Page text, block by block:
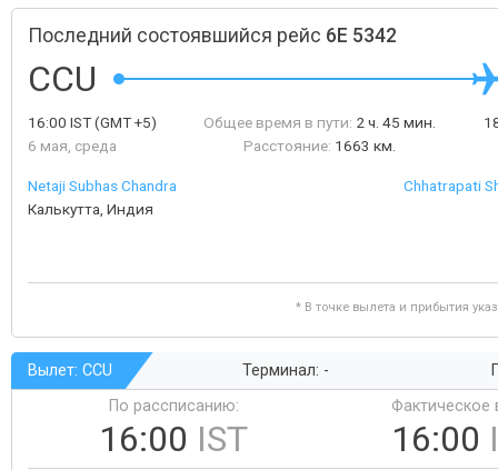
Последний состоявшийся рейс 6E 5342
CCU
16:00 IST(GMT +5)
6 мая, среда
Общее время в пути: 2 ч. 45 мин.
Расстояние: 1663 км.
Netaji Subhas Chandra
Калькутта, Индия
Chhatrapati
* В точке вылета и прибытия
Вылет: CCU Терминал: -
По рассписанию:
16:00 IST
Фактическое
16:00